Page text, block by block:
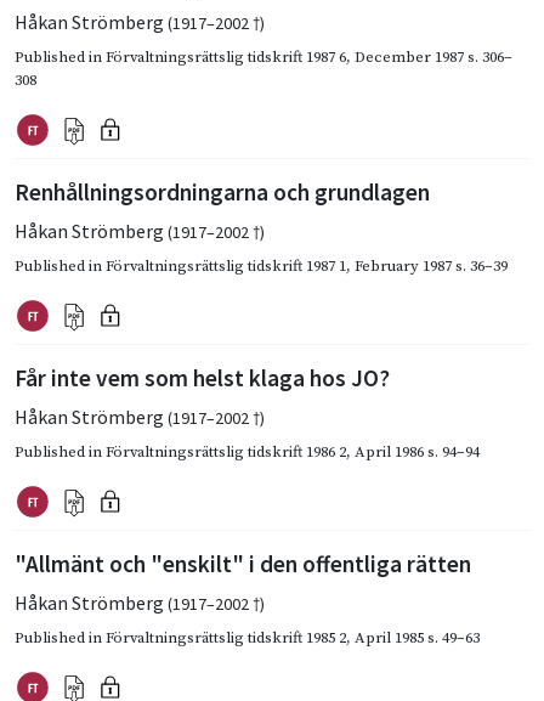
Håkan Strömberg (1917–2002 †)
Published inFörvaltningsrättslig tidskrift 1987 6, December 1987s. 306–
308
Renhållningsordningarna och grundlagen
Håkan Strömberg (1917–2002 †)
Published inFörvaltningsrättslig tidskrift 1987 1, February 1987s. 36–39
Får inte vem som helst klaga hos JO?
Håkan Strömberg (1917–2002 †)
Published inFörvaltningsrättslig tidskrift 1986 2, April 1986s. 94–94
"Allmänt och "enskilt" i den offentliga rätten
Håkan Strömberg (1917–2002 †)
Published inFörvaltningsrättslig tidskrift 1985 2, April 1985s. 49–63